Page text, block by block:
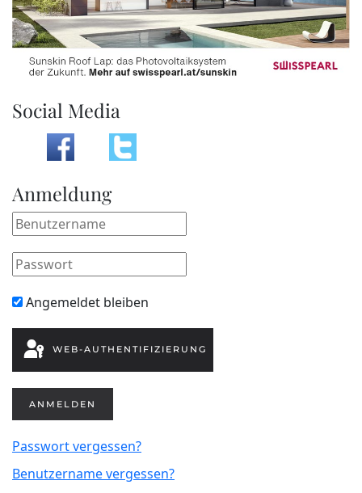
Social Media
Anmeldung
Angemeldet bleiben
WEB-AUTHENTIFIZIERUNG
ANMELDEN
Passwort vergessen?
Benutzername vergessen?